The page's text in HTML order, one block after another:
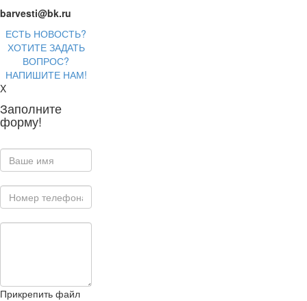
barvesti@bk.ru
ЕСТЬ НОВОСТЬ?
ХОТИТЕ ЗАДАТЬ
ВОПРОС?
НАПИШИТЕ НАМ!
X
Заполните
форму!
Прикрепить файл